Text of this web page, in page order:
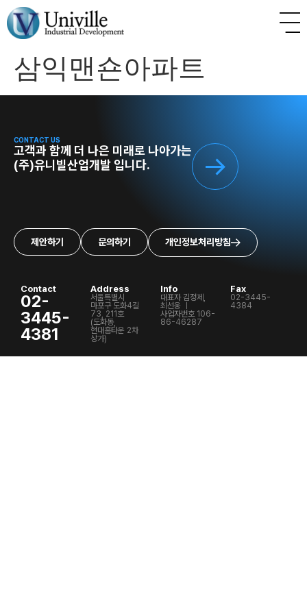
삼익맨숀아파트
CONTACT US
고객과 함께 더 나은 미래로 나아가는
(주)유니빌산업개발 입니다.
제안하기 문의하기 개인정보처리방침
Contact
02-
3445-
4381
Address
서울특별시
마포구 도화4길
73, 211호
(도화동,
현대홈타운 2차
상가)
Info
대표자 김정제,
최선웅 ㅣ
사업자번호 106-
86-46287
Fax
02-3445-
4384